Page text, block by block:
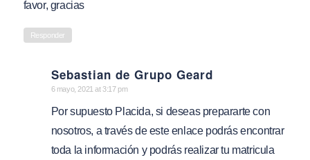
favor, gracias
Responder
Sebastian de Grupo Geard
says:
6 mayo, 2021 at 3:17 pm
Por supuesto Placida, si deseas prepararte con
nosotros, a través de este enlace podrás encontrar
toda la información y podrás realizar tu matricula